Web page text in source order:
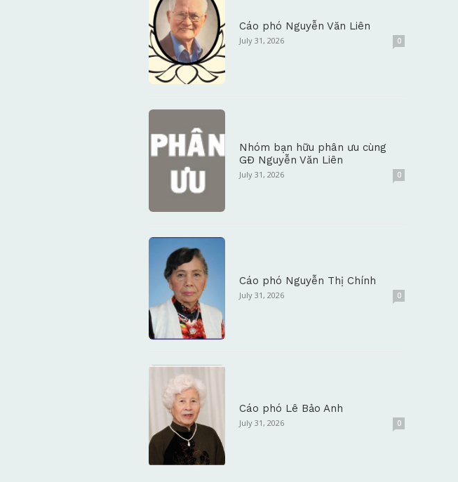
Cáo phó Nguyễn Văn Liên
July 31, 2026 0
Nhóm bạn hữu phân ưu cùng
GĐ Nguyễn Văn Liên
July 31, 2026 0
Cáo phó Nguyễn Thị Chính
July 31, 2026 0
Cáo phó Lê Bảo Anh
July 31, 2026 0